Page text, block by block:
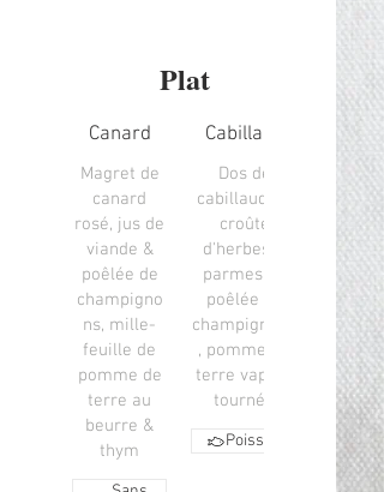
Plat
Canard
Magret de
canard
rosé, jus de
viande &
poêlée de
champigno
ns, mille-
feuille de
pomme de
terre au
beurre &
thym
Cabillaud
Dos de
cabillaud en
croûte
d'herbes &
parmesan,
poêlée de
champignons
, pomme de
terre vapeur
tournée
Poisson